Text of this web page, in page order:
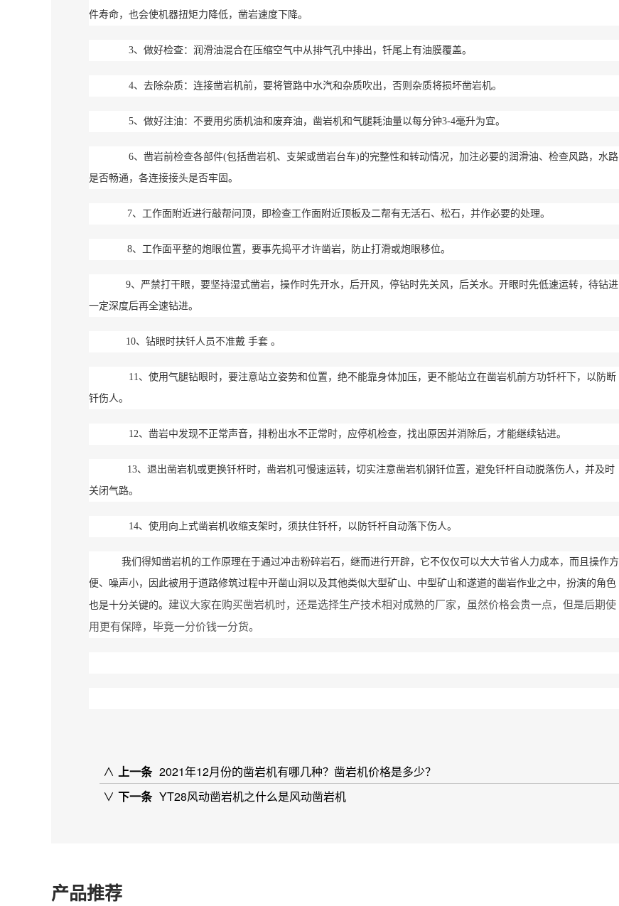
件寿命，也会使机器扭矩力降低，凿岩速度下降。
3、做好检查：润滑油混合在压缩空气中从排气孔中排出，钎尾上有油膜覆盖。
4、去除杂质：连接凿岩机前，要将管路中水汽和杂质吹出，否则杂质将损坏凿岩机。
5、做好注油：不要用劣质机油和废弃油，凿岩机和气腿耗油量以每分钟3-4毫升为宜。
6、凿岩前检查各部件(包括凿岩机、支架或凿岩台车)的完整性和转动情况，加注必要的润滑油、检查风路，水路
是否畅通，各连接接头是否牢固。
7、工作面附近进行敲帮问顶，即检查工作面附近顶板及二帮有无活石、松石，并作必要的处理。
8、工作面平整的炮眼位置，要事先捣平才许凿岩，防止打滑或炮眼移位。
9、严禁打干眼，要坚持湿式凿岩，操作时先开水，后开风，停钻时先关风，后关水。开眼时先低速运转，待钻进
一定深度后再全速钻进。
10、钻眼时扶钎人员不准戴 手套 。
11、使用气腿钻眼时，要注意站立姿势和位置，绝不能靠身体加压，更不能站立在凿岩机前方功钎杆下，以防断
钎伤人。
12、凿岩中发现不正常声音，排粉出水不正常时，应停机检查，找出原因并消除后，才能继续钻进。
13、退出凿岩机或更换钎杆时，凿岩机可慢速运转，切实注意凿岩机钢钎位置，避免钎杆自动脱落伤人，并及时
关闭气路。
14、使用向上式凿岩机收缩支架时，须扶住钎杆，以防钎杆自动落下伤人。
我们得知凿岩机的工作原理在于通过冲击粉碎岩石，继而进行开辟，它不仅仅可以大大节省人力成本，而且操作方
便、噪声小，因此被用于道路修筑过程中开凿山洞以及其他类似大型矿山、中型矿山和遂道的凿岩作业之中，扮演的角色
也是十分关键的。 建议大家在购买凿岩机时，还是选择生产技术相对成熟的厂家，虽然价格会贵一点，但是后期使
用更有保障，毕竟一分价钱一分货。
∧ 上一条 2021年12月份的凿岩机有哪几种？凿岩机价格是多少？
∨ 下一条 YT28风动凿岩机之什么是风动凿岩机
产品推荐